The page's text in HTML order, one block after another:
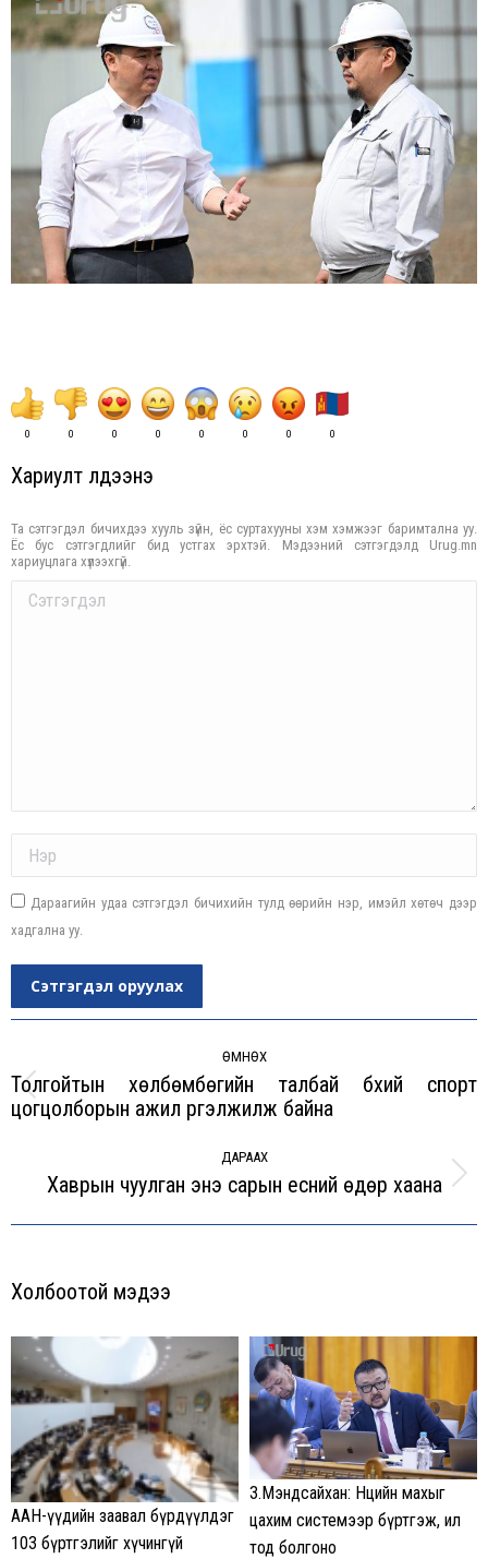
0 0 0 0 0 0 0 0
Хариулт үлдээнэ үү
Та сэтгэгдэл бичихдээ хууль зүйн, ёс суртахууны хэм хэмжээг баримтална уу.
Ёс бус сэтгэгдлийг бид устгах эрхтэй. Мэдээний сэтгэгдэлд Urug.mn
хариуцлага хүлээхгүй.
Comment
Дараагийн удаа сэтгэгдэл бичихийн тулд өөрийн нэр, имэйл хөтөч дээр
хадгална уу.
Сэтгэгдэл оруулах
ӨМНӨХ
Previous
Толгойтын хөлбөмбөгийн талбай бүхий спорт
цогцолборын ажил үргэлжилж байна
ДАРААХ
Next
Хаврын чуулган энэ сарын есний өдөр хаана
Холбоотой мэдээ
ААН-үүдийн заавал бүрдүүлдэг
103 бүртгэлийг хүчингүй
З.Мэндсайхан: Нөөцийн махыг
цахим системээр бүртгэж, ил
тод болгоно